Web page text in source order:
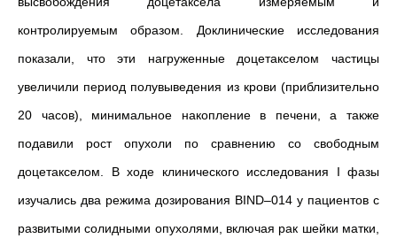
контролируемым образом. Доклинические исследования
показали, что эти нагруженные доцетакселом частицы
увеличили период полувыведения из крови (приблизительно
20 часов), минимальное накопление в печени, а также
подавили рост опухоли по сравнению со свободным
доцетакселом. В ходе клинического исследования I фазы
изучались два режима дозирования BIND–014 у пациентов с
развитыми солидными опухолями, включая рак шейки матки,